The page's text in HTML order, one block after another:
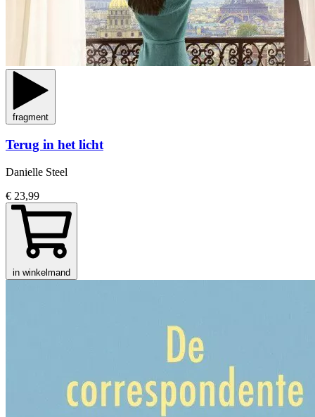
fragment
Terug in het licht
Danielle Steel
€ 23,99
in winkelmand